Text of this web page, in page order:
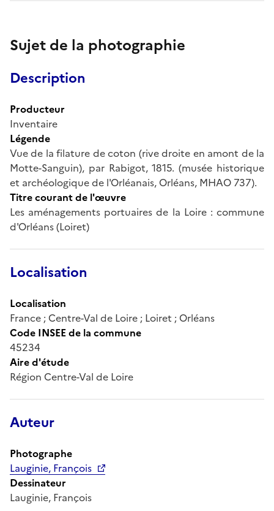
Sujet de la photographie
Description
Producteur
Inventaire
Légende
Vue de la filature de coton (rive droite en amont de la
Motte-Sanguin), par Rabigot, 1815. (musée historique
et archéologique de l'Orléanais, Orléans, MHAO 737).
Titre courant de l'œuvre
Les aménagements portuaires de la Loire : commune
d'Orléans (Loiret)
Localisation
Localisation
France ; Centre-Val de Loire ; Loiret ; Orléans
Code INSEE de la commune
45234
Aire d'étude
Région Centre-Val de Loire
Auteur
Photographe
Lauginie, François
Dessinateur
Lauginie, François